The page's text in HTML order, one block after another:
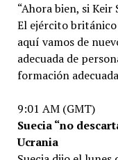
“Ahora bien, si
El ejército
aquí vamos de
adecuada de
formación
9:01 AM (GMT)
Suecia “no
Ucrania